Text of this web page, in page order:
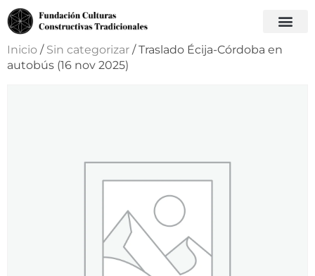
Inicio / Sin categorizar / Traslado Écija-Córdoba en
autobús (16 nov 2025)